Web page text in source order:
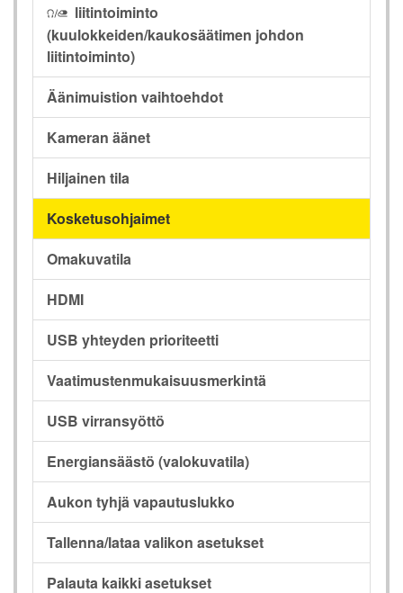
I liitintoiminto
(kuulokkeiden/kaukosäätimen johdon
liitintoiminto)
Äänimuistion vaihtoehdot
Kameran äänet
Hiljainen tila
Kosketusohjaimet
Omakuvatila
HDMI
USB yhteyden prioriteetti
Vaatimustenmukaisuusmerkintä
USB virransyöttö
Energiansäästö (valokuvatila)
Aukon tyhjä vapautuslukko
Tallenna/lataa valikon asetukset
Palauta kaikki asetukset